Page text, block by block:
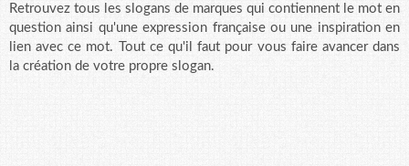
Retrouvez tous les slogans de marques qui contiennent le mot en
question ainsi qu'une expression française ou une inspiration en
lien avec ce mot. Tout ce qu'il faut pour vous faire avancer dans
la création de votre propre slogan.